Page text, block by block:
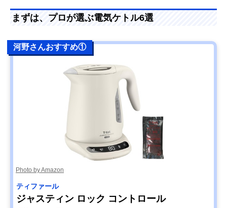
まずは、プロが選ぶ電気ケトル6選
河野さんおすすめ①
Photo by Amazon
ティファール
ジャスティン ロック コントロール